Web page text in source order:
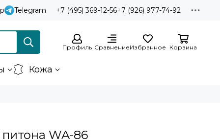
Telegram +7 (495) 369-12-56+7 (926) 977-74-92
Профиль СравнениеИзбранное Корзина
Кожа
WA-86